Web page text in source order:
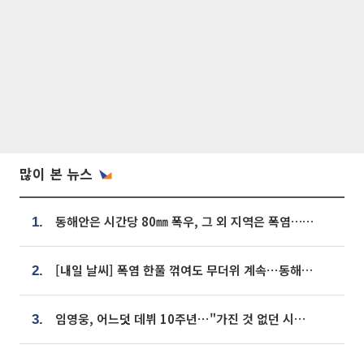
많이 본 뉴스
1. 동해안은 시간당 80㎜ 폭우, 그 외 지역은 폭염…‘극과 극 날씨’
2. [내일 날씨] 폭염 한풀 꺾여도 무더위 계속⋯동해안 이틀 연속 비
3. 임영웅, 어느덧 데뷔 10주년⋯"가진 것 없던 시절, 내 앞엔 20명의 팬뿐"